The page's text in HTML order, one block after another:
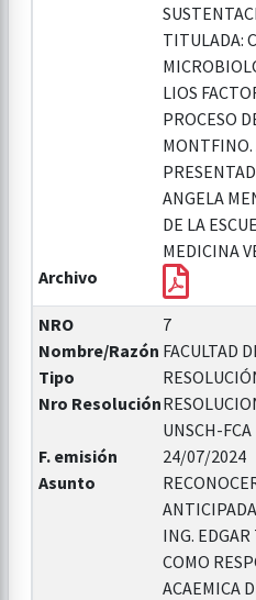
TITULADA:
LIOS
PROCESO
MONTFINO.
ANGELA
DE LA
MEDICINA
Archivo
NRO
7
Nombre/Razón FACULTAD
Tipo
Nro Resolución
UNSCH-FCA
F. emisión
24/07/2024
Asunto
ING.
COMO
ACAEMICA